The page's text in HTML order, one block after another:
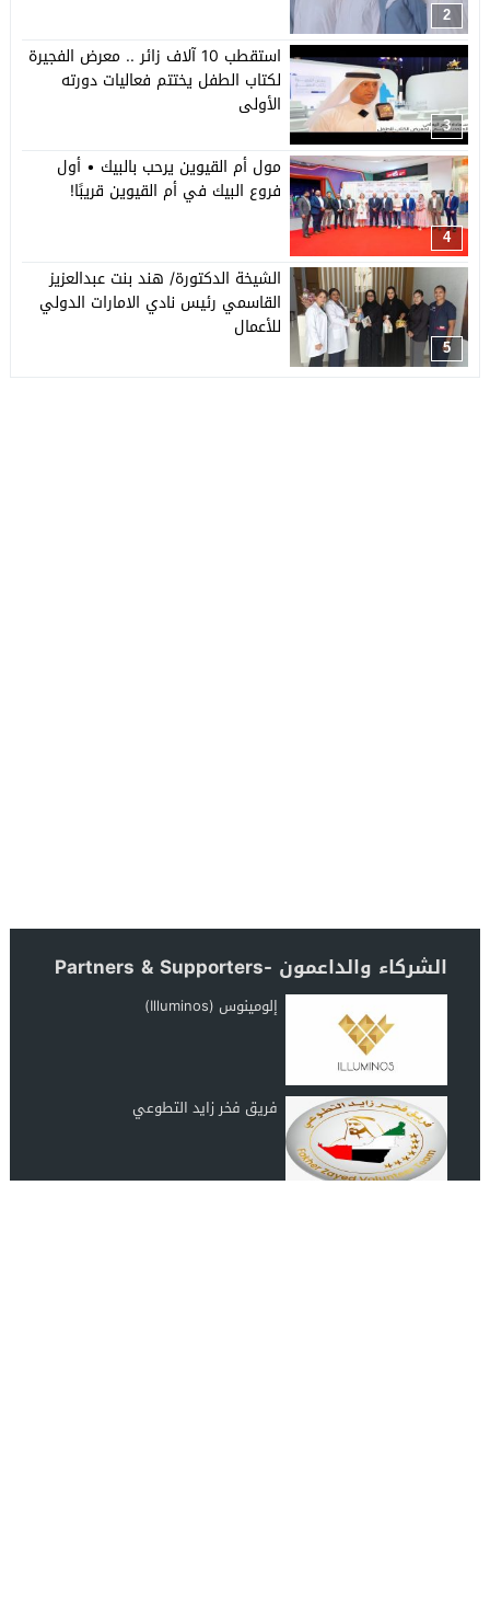
2
3
استقطب 10 آلاف زائر .. معرض الفجيرة
لكتاب الطفل يختتم فعاليات دورته
الأولى
4
مول أم القيوين يرحب بالبيك • أول
فروع البيك في أم القيوين قريبًا!
5
الشيخة الدكتورة/ هند بنت عبدالعزيز
القاسمي رئيس نادي الامارات الدولي
للأعمال
الشركاء والداعمون -Partners & Supporters
إلومينوس (Illuminos)
فريق فخر زايد التطوعي